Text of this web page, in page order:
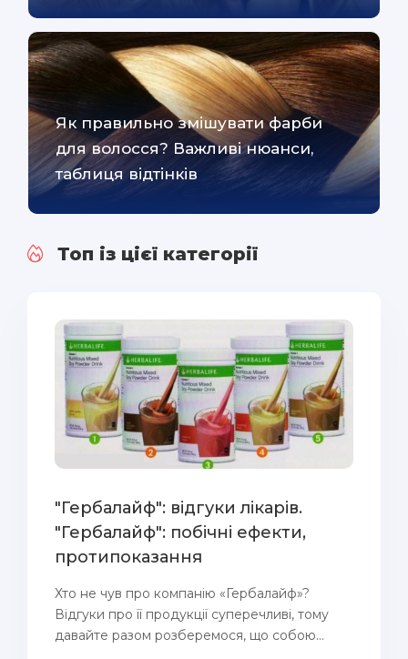
Як правильно змішувати фарби
для волосся? Важливі нюанси,
таблиця відтінків
Топ із цієї категорії
"Гербалайф": відгуки лікарів.
"Гербалайф": побічні ефекти,
протипоказання
Хто не чув про компанію «Гербалайф»?
Відгуки про її продукції суперечливі, тому
давайте разом розберемося, що собою...